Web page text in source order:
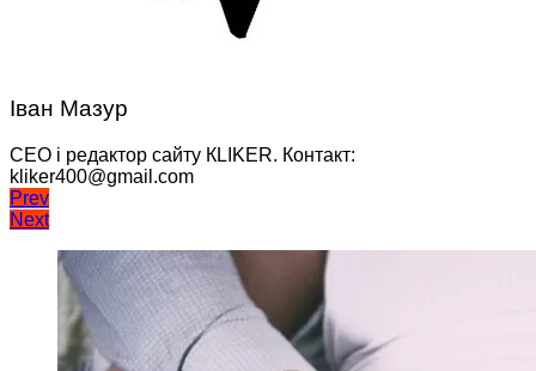
Іван Мазур
CEO і редактор сайту КLIKER. Контакт:
kliker400@gmail.com
Навігація
записів
Prev
Next